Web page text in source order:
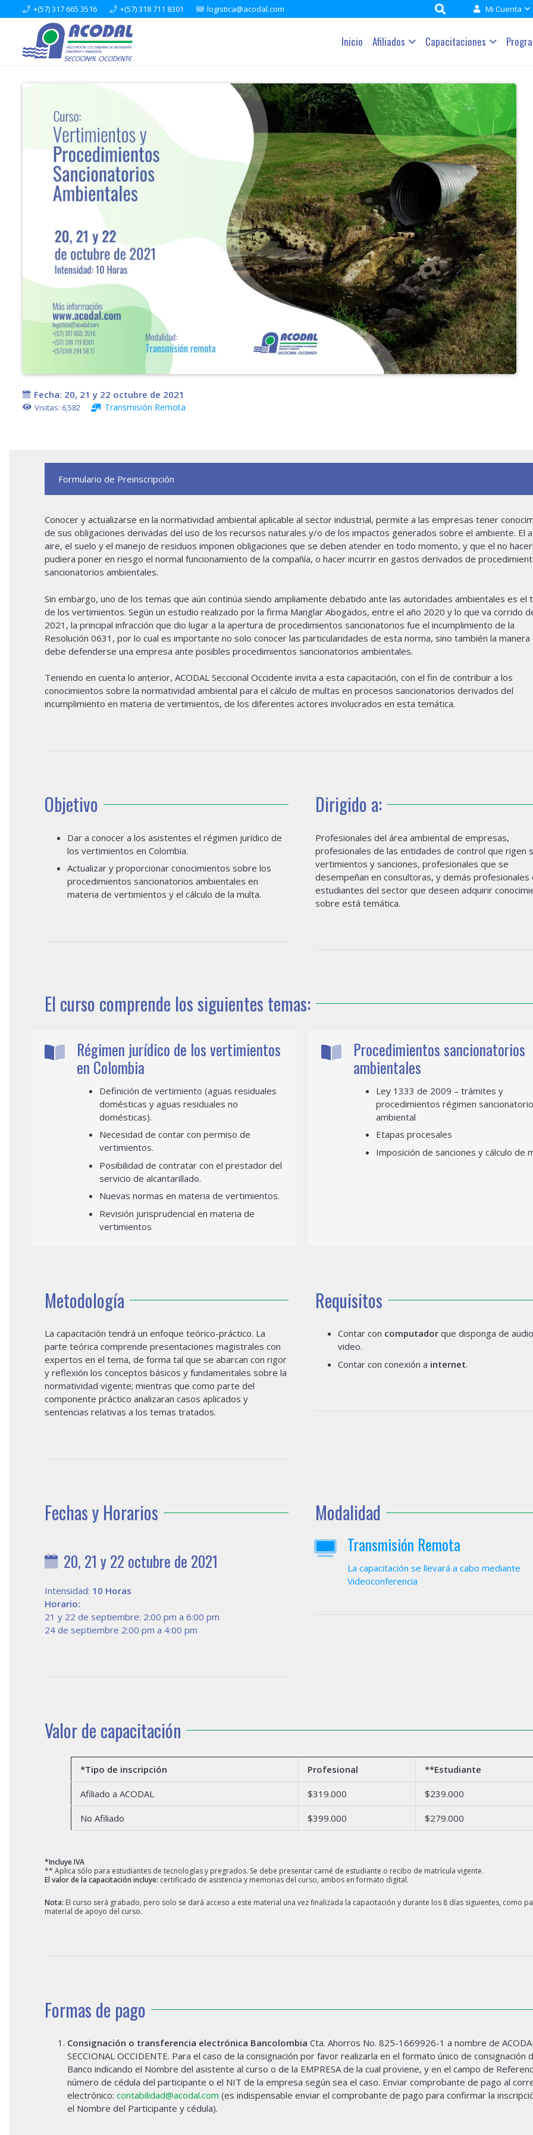
+(57) 317 665 3516 +(57) 318 711 8301 logistica@acodal.com Mi Cuenta
Inicio Afiliados Capacitaciones
Fecha: 20, 21 y 22 octubre de 2021
Visitas: 6,582 Transmisión Remota
Formulario de Preinscripción
Conocer y actualizarse en la normatividad ambiental aplicable al sector industrial, permite a las empresas tener
de sus obligaciones derivadas del uso de los recursos naturales y/o de los impactos generados sobre el ambiente. El
aire, el suelo y el manejo de residuos imponen obligaciones que se deben atender en todo momento, y que el no
pudiera poner en riesgo el normal funcionamiento de la compañía, o hacer incurrir en gastos derivados de
sancionatorios ambientales.
Sin embargo, uno de los temas que aún continúa siendo ampliamente debatido ante las autoridades ambientales es el
de los vertimientos. Según un estudio realizado por la firma Manglar Abogados, entre el año 2020 y lo que va corrido
2021, la principal infracción que dio lugar a la apertura de procedimientos sancionatorios fue el incumplimiento de la
Resolución 0631, por lo cual es importante no solo conocer las particularidades de esta norma, sino también la manera
debe defenderse una empresa ante posibles procedimientos sancionatorios ambientales.
Teniendo en cuenta lo anterior, ACODAL Seccional Occidente invita a esta capacitación, con el fin de contribuir a los
conocimientos sobre la normatividad ambiental para el cálculo de multas en procesos sancionatorios derivados del
incumplimiento en materia de vertimientos, de los diferentes actores involucrados en esta temática.
Objetivo
Dar a conocer a los asistentes el régimen jurídico de
los vertimientos en Colombia.
Actualizar y proporcionar conocimientos sobre los
procedimientos sancionatorios ambientales en
materia de vertimientos y el cálculo de la multa.
Dirigido a:
Profesionales del área ambiental de empresas,
profesionales de las entidades de control que rigen
vertimientos y sanciones, profesionales que se
desempeñan en consultoras, y demás profesionales
estudiantes del sector que deseen adquirir
sobre está temática.
El curso comprende los siguientes temas:
Régimen jurídico de los vertimientos
en Colombia
Definición de vertimiento (aguas residuales
domésticas y aguas residuales no
domésticas).
Necesidad de contar con permiso de
vertimientos.
Posibilidad de contratar con el prestador del
servicio de alcantarillado.
Nuevas normas en materia de vertimientos.
Revisión jurisprudencial en materia de
vertimientos
Procedimientos sancionatorios
ambientales
Ley 1333 de 2009 – trámites y
procedimientos régimen sancionatorio
ambiental
Etapas procesales
Imposición de sanciones y cálculo de
Metodología
La capacitación tendrá un enfoque teórico-práctico. La
parte teórica comprende presentaciones magistrales con
expertos en el tema, de forma tal que se abarcan con rigor
y reflexión los conceptos básicos y fundamentales sobre la
normatividad vigente; mientras que como parte del
componente práctico analizaran casos aplicados y
sentencias relativas a los temas tratados.
Requisitos
Contar con computador que disponga de
video.
Contar con conexión a internet.
Fechas y Horarios
20, 21 y 22 octubre de 2021
Intensidad: 10 Horas
Horario:
21 y 22 de septiembre: 2:00 pm a 6:00 pm
24 de septiembre 2:00 pm a 4:00 pm
Modalidad
Transmisión Remota
La capacitación se llevará a cabo mediante
Videoconferencia
Valor de capacitación
*Tipo de inscripción Profesional **Estudiante
Afiliado a ACODAL $319.000 $239.000
No Afiliado $399.000 $279.000
*Incluye IVA
** Aplica sólo para estudiantes de tecnologías y pregrados. Se debe presentar carné de estudiante o recibo de matrícula vigente.
El valor de la capacitación incluye: certificado de asistencia y memorias del curso, ambos en formato digital.
Nota: El curso será grabado, pero solo se dará acceso a este material una vez finalizada la capacitación y durante los 8 días siguientes, como
material de apoyo del curso.
Formas de pago
Consignación o transferencia electrónica Bancolombia Cta. Ahorros No. 825-1669926-1 a nombre de
SECCIONAL OCCIDENTE. Para el caso de la consignación por favor realizarla en el formato único de consignación
Banco indicando el Nombre del asistente al curso o de la EMPRESA de la cual proviene, y en el campo de
número de cédula del participante o el NIT de la empresa según sea el caso. Enviar comprobante de pago al
electrónico: contabilidad@acodal.com (es indispensable enviar el comprobante de pago para confirmar la
el Nombre del Participante y cédula).